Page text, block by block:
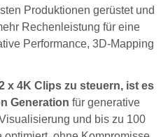
Produktionen gerüstet und
Rechenleistung für eine
Performance, 3D-Mapping
x 4K Clips zu steuern, ist es
Generation für generative
und bis zu 100